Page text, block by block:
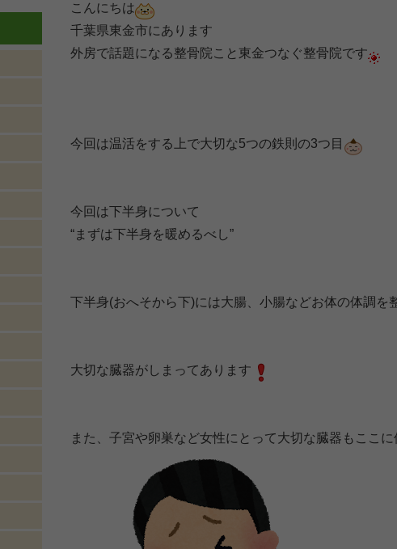
こんにちは
千葉県東金市にあります
外房で話題になる整骨院こと東金つなぐ整骨院です
今回は温活をする上で大切な5つの鉄則の3つ目
今回は下半身について
“まずは下半身を暖めるべし”
下半身(おへそから下)には大腸、小腸などお体の体調を
大切な臓器がしまってあります
また、子宮や卵巣など女性にとって大切な臓器もここ